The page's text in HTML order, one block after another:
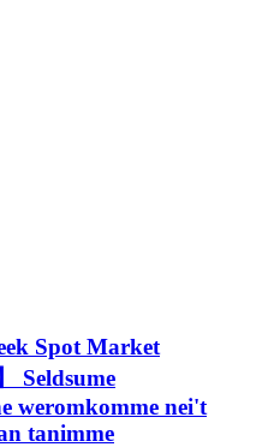
Spot Market
Seldsume
weromkomme nei't
tanimme